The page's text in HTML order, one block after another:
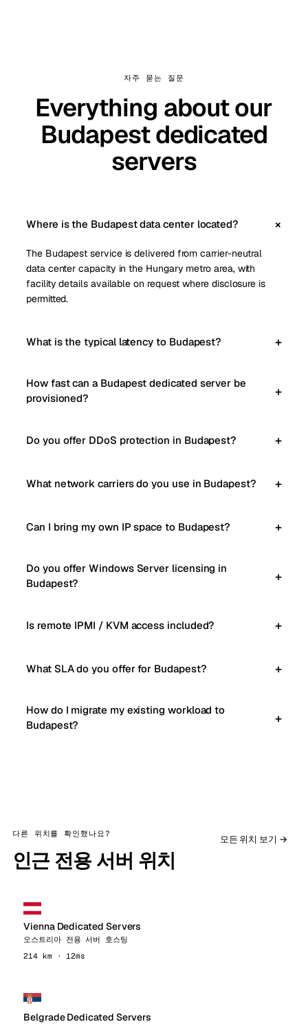
자주 묻는 질문
Everything about our
Budapest dedicated
servers
Where is the Budapest data center located?
The Budapest service is delivered from carrier-neutral
data center capacity in the Hungary metro area, with
facility details available on request where disclosure is
permitted.
What is the typical latency to Budapest?
How fast can a Budapest dedicated server be
provisioned?
Do you offer DDoS protection in Budapest?
What network carriers do you use in Budapest?
Can I bring my own IP space to Budapest?
Do you offer Windows Server licensing in
Budapest?
Is remote IPMI / KVM access included?
What SLA do you offer for Budapest?
How do I migrate my existing workload to
Budapest?
다른 위치를 확인했나요?
인근 전용 서버 위치
모든 위치 보기 →
Vienna Dedicated Servers
오스트리아 전용 서버 호스팅
214 km · 12ms
Belgrade Dedicated Servers